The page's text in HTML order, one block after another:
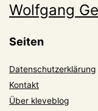
Wolfgang
Seiten
Datenschutzerklärung
Kontakt
Über kleveblog